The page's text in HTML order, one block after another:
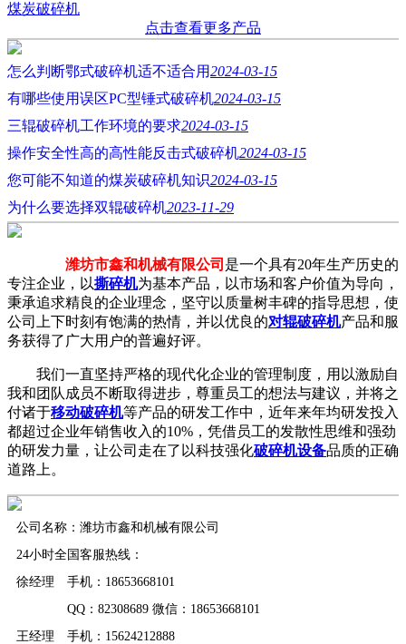
煤炭破碎机
点击查看更多产品
怎么判断鄂式破碎机适不适合用2024-03-15
有哪些使用误区PC型锤式破碎机2024-03-15
三辊破碎机工作环境的要求2024-03-15
操作安全性高的高性能反击式破碎机2024-03-15
您可能不知道的煤炭破碎机知识2024-03-15
为什么要选择双辊破碎机2023-11-29
潍坊市鑫和机械有限公司 是一个具有20年生产历史的
专注企业，以撕碎机为基本产品，以市场和客户价值为导向，
秉承追求精良的企业理念，坚守以质量树丰碑的指导思想，使
公司上下时刻有饱满的热情，并以优良的对辊破碎机产品和服
务获得了广大用户的普遍好评。
我们一直坚持严格的现代化企业的管理制度，用以激励自
我和团队成员不断取得进步，尊重员工的想法与建议，并将之
付诸于移动破碎机等产品的研发工作中，近年来年均研发投入
都超过企业年销售收入的10%，凭借员工的发散性思维和强劲
的研发力量，让公司走在了以科技强化破碎机设备品质的正确
道路上。
公司名称：潍坊市鑫和机械有限公司
24小时全国客服热线：
徐经理 手机：18653668101
QQ：82308689 微信：18653668101
王经理 手机：15624212888